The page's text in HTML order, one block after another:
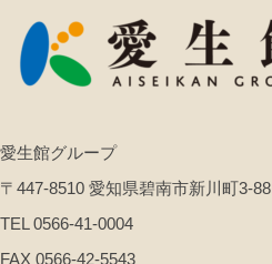
愛生館グループ
〒447-8510 愛知県碧南市新川町3-88
TEL 0566-41-0004
FAX 0566-42-5543